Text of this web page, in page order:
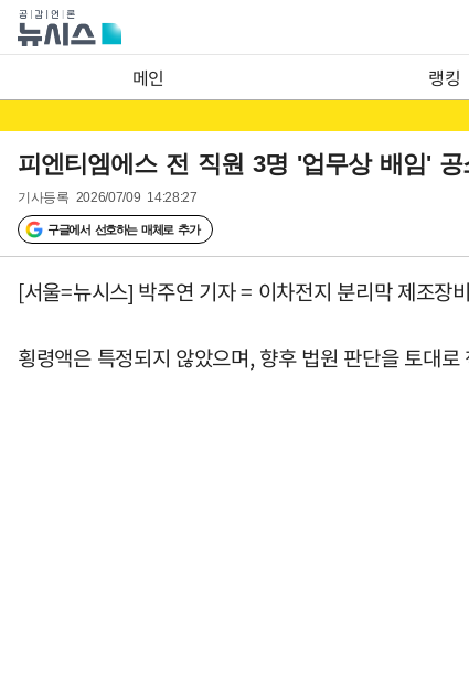
메인 랭킹
피엔티엠에스 전 직원 3명 '업무상 배임'
기사등록 2026/07/09 14:28:27
구글에서 선호하는 매체로 추가
[서울=뉴시스] 박주연 기자 = 이차전지 분리막 제조
횡령액은 특정되지 않았으며, 향후 법원 판단을 토대